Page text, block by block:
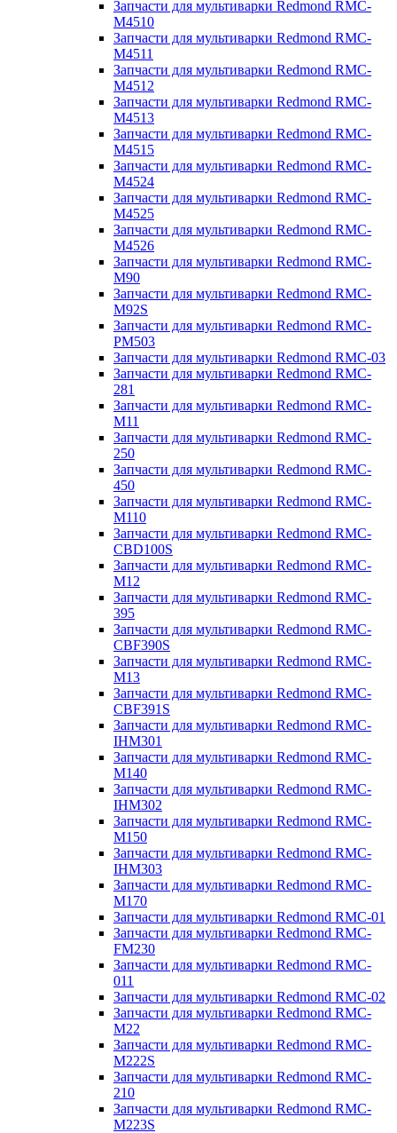
Запчасти для мультиварки Redmond RMC-
M4510
Запчасти для мультиварки Redmond RMC-
M4511
Запчасти для мультиварки Redmond RMC-
M4512
Запчасти для мультиварки Redmond RMC-
M4513
Запчасти для мультиварки Redmond RMC-
M4515
Запчасти для мультиварки Redmond RMC-
M4524
Запчасти для мультиварки Redmond RMC-
M4525
Запчасти для мультиварки Redmond RMC-
M4526
Запчасти для мультиварки Redmond RMC-
M90
Запчасти для мультиварки Redmond RMC-
M92S
Запчасти для мультиварки Redmond RMC-
PM503
Запчасти для мультиварки Redmond RMC-03
Запчасти для мультиварки Redmond RMC-
281
Запчасти для мультиварки Redmond RMC-
M11
Запчасти для мультиварки Redmond RMC-
250
Запчасти для мультиварки Redmond RMC-
450
Запчасти для мультиварки Redmond RMC-
M110
Запчасти для мультиварки Redmond RMC-
CBD100S
Запчасти для мультиварки Redmond RMC-
M12
Запчасти для мультиварки Redmond RMC-
395
Запчасти для мультиварки Redmond RMC-
CBF390S
Запчасти для мультиварки Redmond RMC-
M13
Запчасти для мультиварки Redmond RMC-
CBF391S
Запчасти для мультиварки Redmond RMC-
IHM301
Запчасти для мультиварки Redmond RMC-
M140
Запчасти для мультиварки Redmond RMC-
IHM302
Запчасти для мультиварки Redmond RMC-
M150
Запчасти для мультиварки Redmond RMC-
IHM303
Запчасти для мультиварки Redmond RMC-
M170
Запчасти для мультиварки Redmond RMC-01
Запчасти для мультиварки Redmond RMC-
FM230
Запчасти для мультиварки Redmond RMC-
011
Запчасти для мультиварки Redmond RMC-02
Запчасти для мультиварки Redmond RMC-
M22
Запчасти для мультиварки Redmond RMC-
M222S
Запчасти для мультиварки Redmond RMC-
210
Запчасти для мультиварки Redmond RMC-
M223S